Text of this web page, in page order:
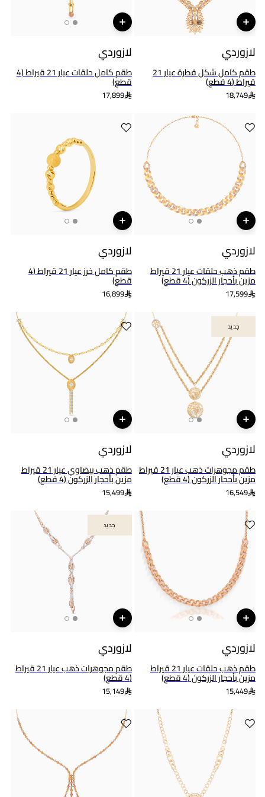
لازوردي
طقم كامل شكل قطرة عيار 21
قيراط (4 قطع)
18,749
لازوردي
طقم كامل حلقات عيار 21 قيراط (4
قطع)
17,899
لازوردي
طقم ذهب حلقات عيار 21 قيراط
مزين بأحجار الزركون (4 قطع)
17,599
لازوردي
طقم كامل خرز عيار 21 قيراط (4
قطع)
16,899
جديد
جديد
لازوردي
طقم مجوهرات ذهب عيار 21 قيراط
مزين بأحجار الزركون (4 قطع)
16,549
لازوردي
طقم ذهب بيضاوي عيار 21 قيراط
مزين بأحجار الزركون (4 قطع)
15,499
لازوردي
طقم ذهب حلقات عيار 21 قيراط
مزين بأحجار الزركون (4 قطع)
15,449
جديد
جديد
لازوردي
طقم مجوهرات ذهب عيار 21 قيراط
(4 قطع)
15,149